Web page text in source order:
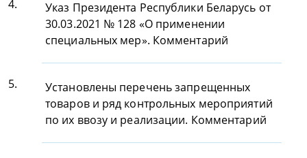
4.
Указ Президента Республики Беларусь от
30.03.2021 № 128 «О применении
специальных мер». Комментарий
5.
Установлены перечень запрещенных
товаров и ряд контрольных мероприятий
по их ввозу и реализации. Комментарий